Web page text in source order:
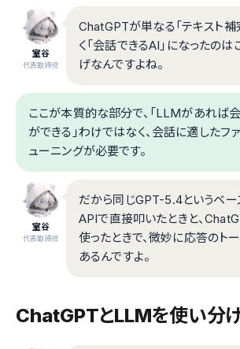
室谷
代表取締役
ChatGPTが単なる「テキスト補
く「会話できるAI」になったの
げなんですよね。
ここが本質的な部分で、「LLMがあれば
ができる」わけではなく、会話に適したフ
ューニングが必要です。
室谷
代表取締役
だから同じGPT-5.4というベー
APIで直接叩いたときと、
使ったときで、微妙に応答のト
あるんですよ。
ChatGPTとLLMを使い分